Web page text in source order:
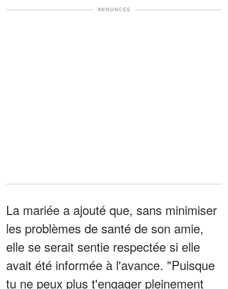
ANNONCES
La mariée a ajouté que, sans minimiser
les problèmes de santé de son amie,
elle se serait sentie respectée si elle
avait été informée à l'avance. "Puisque
tu ne peux plus t'engager pleinement